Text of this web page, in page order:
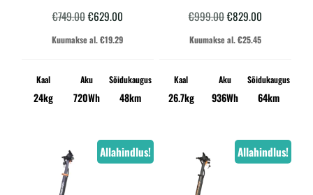
€749.00Algne
hind
€749.00.
€629.00Praegune
hind
€629.00.
Kuumakse al.€19.29
Kaal
24kg
Aku
720Wh
Sõidukaugus
48km
€999.00Algne
hind
€999.00.
€829.00
€829.00.
Kuumakse al.€25.45
Kaal
26.7kg
Aku
936Wh
Sõidukaugus
64km
Allahindlus! Allahindlus!